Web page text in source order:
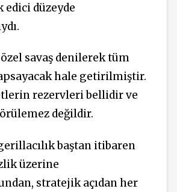
edici düzeyde
savaş denilerek tüm
hale getirilmiştir.
rezervleri bellidir ve
değildir.
baştan itibaren
üzerine
stratejik açıdan her